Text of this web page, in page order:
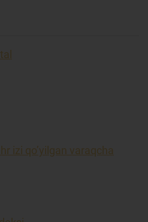
izi qo’yilgan varaqcha